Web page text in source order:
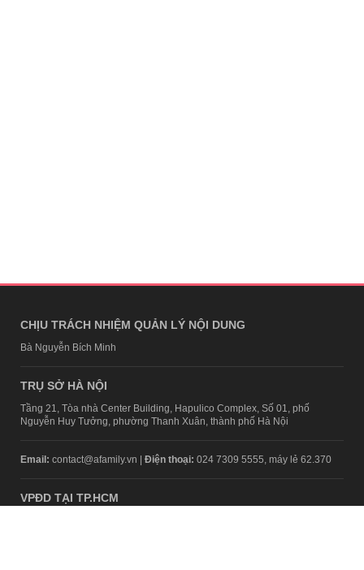
CHỊU TRÁCH NHIỆM QUẢN LÝ NỘI DUNG
Bà Nguyễn Bích Minh
TRỤ SỞ HÀ NỘI
Tầng 21, Tòa nhà Center Building, Hapulico Complex, Số 01, phố
Nguyễn Huy Tưởng, phường Thanh Xuân, thành phố Hà Nội
Email: contact@afamily.vn | Điện thoại: 024 7309 5555, máy lẻ 62.370
VPĐD TẠI TP.HCM